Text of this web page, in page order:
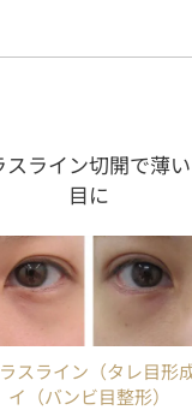
ライン切開で薄
目に
スライン（タレ目形
イ（バンビ目整形）